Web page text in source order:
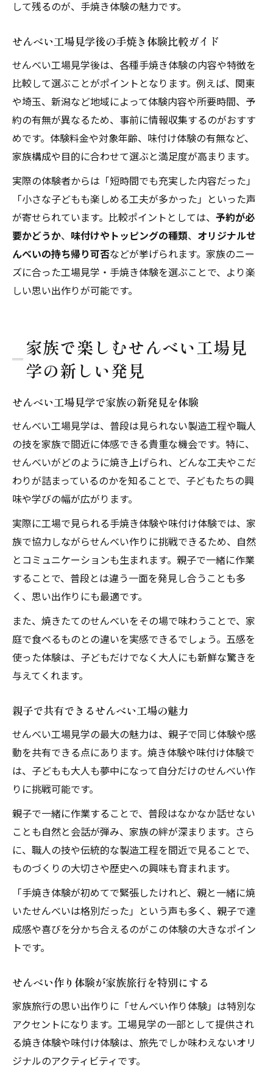
して残るのが、手焼き体験の魅力です。
せんべい工場見学後の手焼き体験比較ガイド
せんべい工場見学後は、各種手焼き体験の内容や特徴を
比較して選ぶことがポイントとなります。例えば、関東
や埼玉、新潟など地域によって体験内容や所要時間、予
約の有無が異なるため、事前に情報収集するのがおすす
めです。体験料金や対象年齢、味付け体験の有無など、
家族構成や目的に合わせて選ぶと満足度が高まります。
実際の体験者からは「短時間でも充実した内容だった」
「小さな子どもも楽しめる工夫が多かった」といった声
が寄せられています。比較ポイントとしては、 予約が必
要かどうか、 味付けやトッピングの種類、 オリジナルせ
んべいの持ち帰り可否などが挙げられます。家族のニー
ズに合った工場見学・手焼き体験を選ぶことで、より楽
しい思い出作りが可能です。
家族で楽しむせんべい工場見
学の新しい発見
せんべい工場見学で家族の新発見を体験
せんべい工場見学は、普段は見られない製造工程や職人
の技を家族で間近に体感できる貴重な機会です。特に、
せんべいがどのように焼き上げられ、どんな工夫やこだ
わりが詰まっているのかを知ることで、子どもたちの興
味や学びの幅が広がります。
実際に工場で見られる手焼き体験や味付け体験では、家
族で協力しながらせんべい作りに挑戦できるため、自然
とコミュニケーションも生まれます。親子で一緒に作業
することで、普段とは違う一面を発見し合うことも多
く、思い出作りにも最適です。
また、焼きたてのせんべいをその場で味わうことで、家
庭で食べるものとの違いを実感できるでしょう。五感を
使った体験は、子どもだけでなく大人にも新鮮な驚きを
与えてくれます。
親子で共有できるせんべい工場の魅力
せんべい工場見学の最大の魅力は、親子で同じ体験や感
動を共有できる点にあります。焼き体験や味付け体験で
は、子どもも大人も夢中になって自分だけのせんべい作
りに挑戦可能です。
親子で一緒に作業することで、普段はなかなか話せない
ことも自然と会話が弾み、家族の絆が深まります。さら
に、職人の技や伝統的な製造工程を間近で見ることで、
ものづくりの大切さや歴史への興味も育まれます。
「手焼き体験が初めてで緊張したけれど、親と一緒に焼
いたせんべいは格別だった」という声も多く、親子で達
成感や喜びを分かち合えるのがこの体験の大きなポイン
トです。
せんべい作り体験が家族旅行を特別にする
家族旅行の思い出作りに「せんべい作り体験」は特別な
アクセントになります。工場見学の一部として提供され
る焼き体験や味付け体験は、旅先でしか味わえないオリ
ジナルのアクティビティです。